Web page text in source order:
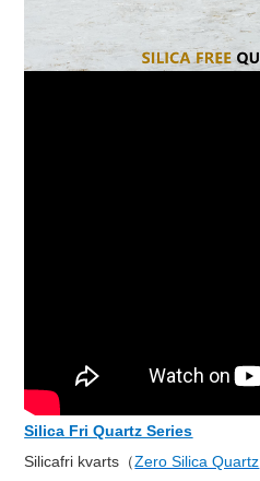
Silica Fri Quartz Series
Silicafri kvarts（Zero Silica Quartz